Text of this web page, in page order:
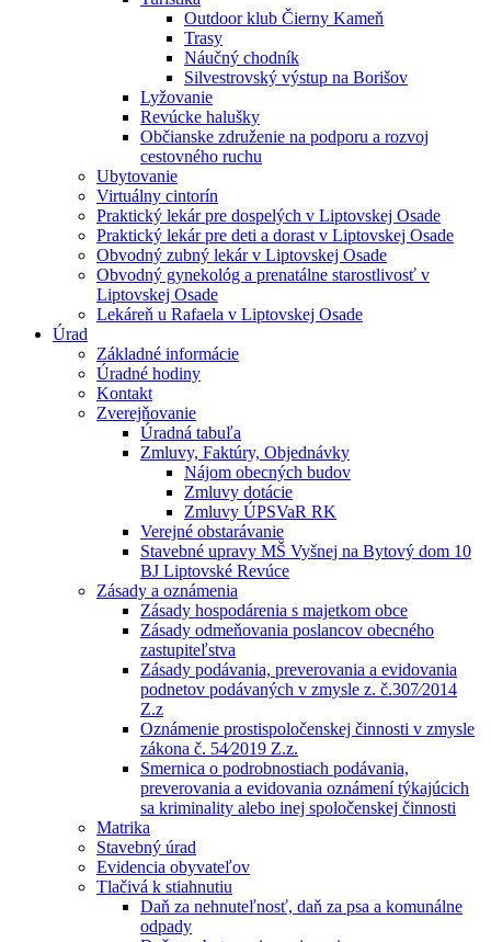
Outdoor klub Čierny Kameň
Trasy
Náučný chodník
Silvestrovský výstup na Borišov
Lyžovanie
Revúcke halušky
Občianske združenie na podporu a rozvoj
cestovného ruchu
Ubytovanie
Virtuálny cintorín
Praktický lekár pre dospelých v Liptovskej Osade
Praktický lekár pre deti a dorast v Liptovskej Osade
Obvodný zubný lekár v Liptovskej Osade
Obvodný gynekológ a prenatálne starostlivosť v
Liptovskej Osade
Lekáreň u Rafaela v Liptovskej Osade
Úrad
Základné informácie
Úradné hodiny
Kontakt
Zverejňovanie
Úradná tabuľa
Zmluvy, Faktúry, Objednávky
Nájom obecných budov
Zmluvy dotácie
Zmluvy ÚPSVaR RK
Verejné obstarávanie
Stavebné upravy MŠ Vyšnej na Bytový dom 10
BJ Liptovské Revúce
Zásady a oznámenia
Zásady hospodárenia s majetkom obce
Zásady odmeňovania poslancov obecného
zastupiteľstva
Zásady podávania, preverovania a evidovania
podnetov podávaných v zmysle z. č.307⁄2014
Z.z
Oznámenie prostispoločenskej činnosti v zmysle
zákona č. 54⁄2019 Z.z.
Smernica o podrobnostiach podávania,
preverovania a evidovania oznámení týkajúcich
sa kriminality alebo inej spoločenskej činnosti
Matrika
Stavebný úrad
Evidencia obyvateľov
Tlačivá k stiahnutiu
Daň za nehnuteľnosť, daň za psa a komunálne
odpady